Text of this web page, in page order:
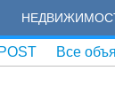
Все